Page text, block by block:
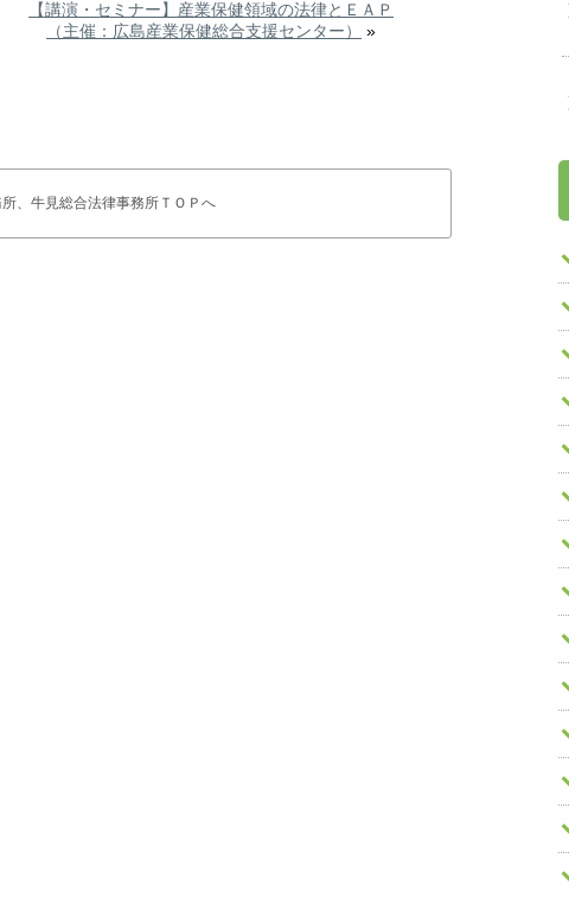
【講演・セミナー】産業保健領域の法律とＥＡＰ
（主催：広島産業保健総合支援センター）
»
、牛見総合法律事務所ＴＯＰへ